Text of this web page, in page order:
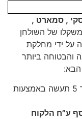
, סמארט ,
של השולחן
על ידי מחלקת
והבטוחה ביותר
הבא:
אספקת שולחן בלבד | מקומה 1 ועד 5 תעשה באמצעות
ע”ח הלקוח